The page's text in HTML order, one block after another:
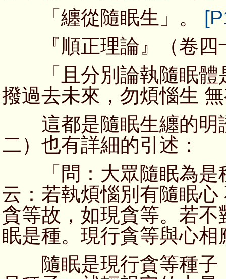
「纏從隨眠生」。
『順正理論』（卷四
「且分別論執隨眠體
撥過去未來，勿煩惱生
這都是隨眠生纏的明
二）也有詳細的引述：
「問：大眾隨眠為是
云：若執煩惱別有隨眠
貪等故，如現貪等。若
眠是種。現行貪等與心
隨眠是現行貪等種子